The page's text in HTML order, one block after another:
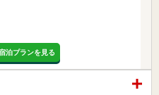
泊プランを見る